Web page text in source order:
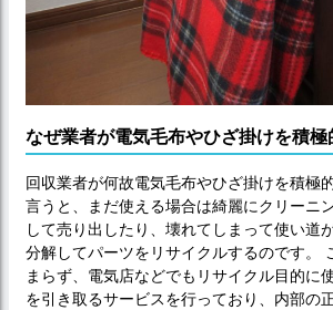
なぜ業者が電気毛布やひざ掛けを積極
回収業者が何故電気毛布やひざ掛けを積極
言うと、まだ使える場合は綺麗にクリーニ
して売り出したり、壊れてしまって使い道
分解してパーツをリサイクルするのです。
まらず、電気店などでもリサイクル目的に
を引き取るサービスを行っており、内部の